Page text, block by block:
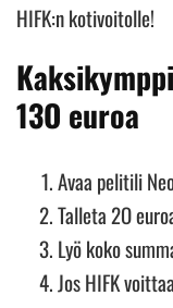
HIFK:n kotivoitolle!
13O euroa
Avaa pelitili
Talleta 2O
Lyö koko
Jos HIFK